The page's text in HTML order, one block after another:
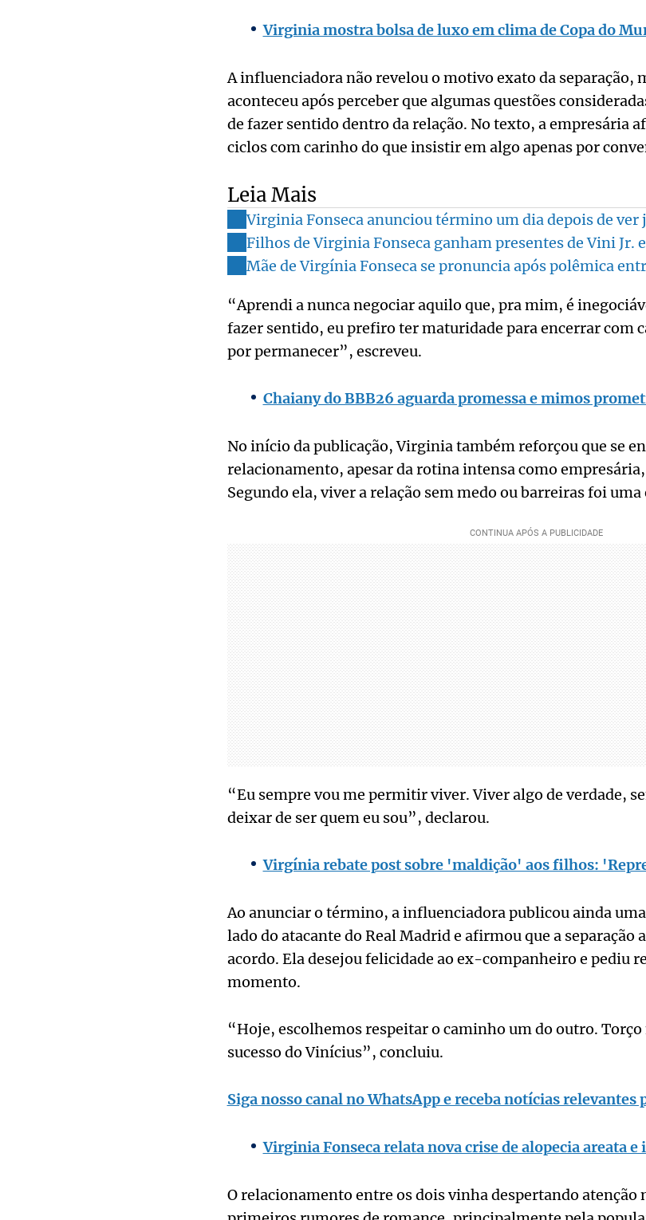
Virginia mostra bolsa de luxo em clima de Copa do
A influenciadora não revelou o motivo exato da separação,
aconteceu após perceber que algumas questões
de fazer sentido dentro da relação. No texto, a empresária
ciclos com carinho do que insistir em algo apenas por
Leia Mais
Virginia Fonseca anunciou término um dia depois de ver
Filhos de Virginia Fonseca ganham presentes de Vini Jr.
Mãe de Virgínia Fonseca se pronuncia após polêmica
“Aprendi a nunca negociar aquilo que, pra mim, é
fazer sentido, eu prefiro ter maturidade para encerrar com
por permanecer”, escreveu.
Chaiany do BBB26 aguarda promessa e mimos
No início da publicação, Virginia também reforçou que se
relacionamento, apesar da rotina intensa como
Segundo ela, viver a relação sem medo ou barreiras foi
“Eu sempre vou me permitir viver. Viver algo de verdade,
deixar de ser quem eu sou”, declarou.
Virgínia rebate post sobre 'maldição' aos filhos:
Ao anunciar o término, a influenciadora publicou ainda
lado do atacante do Real Madrid e afirmou que a separação
acordo. Ela desejou felicidade ao ex-companheiro e pediu
momento.
“Hoje, escolhemos respeitar o caminho um do outro.
sucesso do Vinícius”, concluiu.
Siga nosso canal no WhatsApp e receba notícias relevantes
Virginia Fonseca relata nova crise de alopecia areata
O relacionamento entre os dois vinha despertando atenção